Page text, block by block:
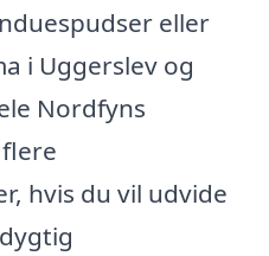
eller
i Uggerslev og
Nordfyns
hvis du vil udvide